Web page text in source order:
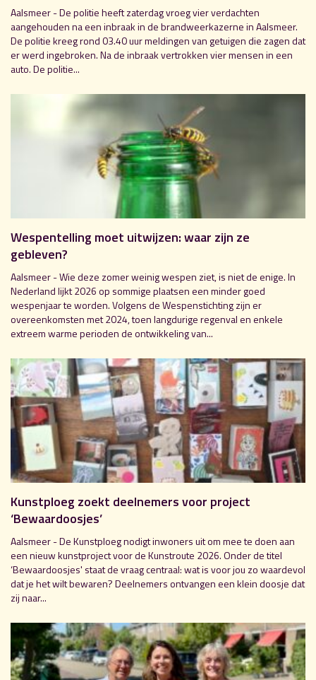
Aalsmeer - De politie heeft zaterdag vroeg vier verdachten
aangehouden na een inbraak in de brandweerkazerne in Aalsmeer.
De politie kreeg rond 03.40 uur meldingen van getuigen die zagen dat
er werd ingebroken. Na de inbraak vertrokken vier mensen in een
auto. De politie...
Wespentelling moet uitwijzen: waar zijn ze
gebleven?
Aalsmeer - Wie deze zomer weinig wespen ziet, is niet de enige. In
Nederland lijkt 2026 op sommige plaatsen een minder goed
wespenjaar te worden. Volgens de Wespenstichting zijn er
overeenkomsten met 2024, toen langdurige regenval en enkele
extreem warme perioden de ontwikkeling van...
Kunstploeg zoekt deelnemers voor project
‘Bewaardoosjes’
Aalsmeer - De Kunstploeg nodigt inwoners uit om mee te doen aan
een nieuw kunstproject voor de Kunstroute 2026. Onder de titel
‘Bewaardoosjes' staat de vraag centraal: wat is voor jou zo waardevol
dat je het wilt bewaren? Deelnemers ontvangen een klein doosje dat
zij naar...